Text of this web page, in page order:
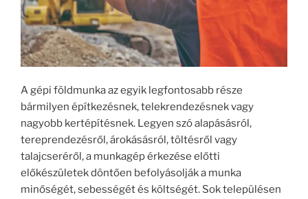
A gépi földmunka az egyik legfontosabb része
bármilyen építkezésnek, telekrendezésnek vagy
nagyobb kertépítésnek. Legyen szó alapásásról,
tereprendezésről, árokásásról, töltésről vagy
talajcseréről, a munkagép érkezése előtti
előkészületek döntően befolyásolják a munka
minőségét, sebességét és költségét. Sok településen